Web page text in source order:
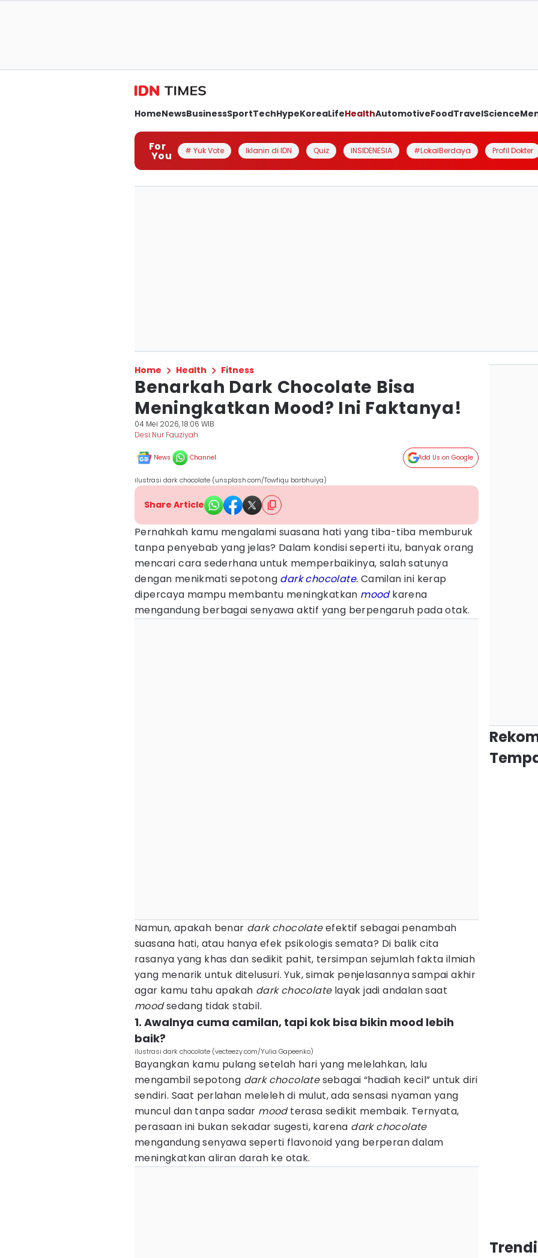
HomeNewsBusinessSportTechHypeKoreaLifeHealthAutomotiveFoodTravelScience
For
You # Yuk Vote Iklanin di IDN Quiz INSIDENESIA #LokalBerdaya Profil Dokter
Home Health Fitness
Benarkah Dark Chocolate Bisa
Meningkatkan Mood? Ini Faktanya!
04 Mei 2026, 18:06 WIB
Desi Nur Fauziyah
News Channel Add Us on Google
ilustrasi dark chocolate (unsplash.com/Towfiqu barbhuiya)
Share Article
Pernahkah kamu mengalami suasana hati yang tiba-tiba memburuk
tanpa penyebab yang jelas? Dalam kondisi seperti itu, banyak orang
mencari cara sederhana untuk memperbaikinya, salah satunya
dengan menikmati sepotong dark chocolate. Camilan ini kerap
dipercaya mampu membantu meningkatkan moodkarena
mengandung berbagai senyawa aktif yang berpengaruh pada otak.
Namun, apakah benar dark chocolateefektif sebagai penambah
suasana hati, atau hanya efek psikologis semata? Di balik cita
rasanya yang khas dan sedikit pahit, tersimpan sejumlah fakta ilmiah
yang menarik untuk ditelusuri. Yuk, simak penjelasannya sampai akhir
agar kamu tahu apakah dark chocolatelayak jadi andalan saat
moodsedang tidak stabil.
1. Awalnya cuma camilan, tapi kok bisa bikin mood lebih
baik?
ilustrasi dark chocolate (vecteezy.com/Yulia Gapeenko)
Bayangkan kamu pulang setelah hari yang melelahkan, lalu
mengambil sepotong dark chocolatesebagai “hadiah kecil” untuk diri
sendiri. Saat perlahan meleleh di mulut, ada sensasi nyaman yang
muncul dan tanpa sadar moodterasa sedikit membaik. Ternyata,
perasaan ini bukan sekadar sugesti, karena dark chocolate
mengandung senyawa seperti flavonoid yang berperan dalam
meningkatkan aliran darah ke otak.